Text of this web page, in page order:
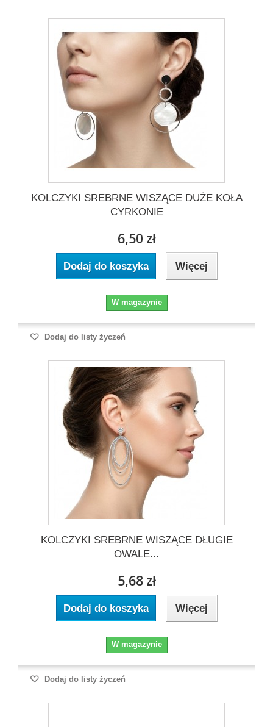
KOLCZYKI SREBRNE WISZĄCE DUŻE KOŁA
CYRKONIE
6,50 zł
Dodaj do koszyka Więcej
W magazynie
Dodaj do listy życzeń
KOLCZYKI SREBRNE WISZĄCE DŁUGIE
OWALE...
5,68 zł
Dodaj do koszyka Więcej
W magazynie
Dodaj do listy życzeń